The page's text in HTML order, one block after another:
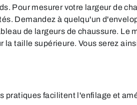
Pour mesurer votre largeur de
Demandez à quelqu'un
de largeurs de chaussure. Le
taille supérieure. Vous serez
pratiques facilitent l'enfilage et